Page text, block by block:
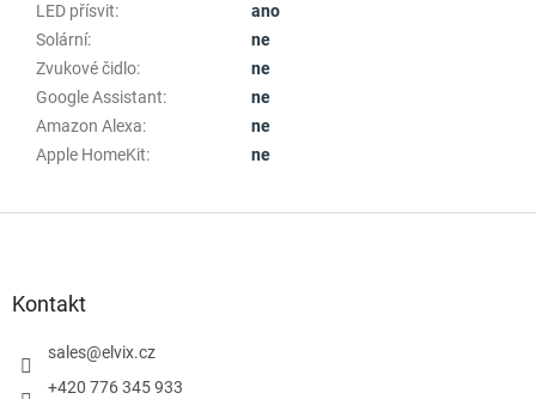
LED přísvit:
ano
Solární:
ne
Zvukové čidlo:
ne
Google Assistant:
ne
Amazon Alexa:
ne
Apple HomeKit: ne
Kontakt
sales@elvix.cz
+420 776 345 933